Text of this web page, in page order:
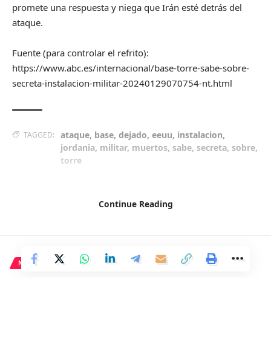
promete una respuesta y niega que Irán esté detrás del
ataque.
Fuente (para controlar el refrito):
https://www.abc.es/internacional/base-torre-sabe-sobre-
secreta-instalacion-militar-20240129070754-nt.html
TAGGED: ataque, base, dejado, eeuu, instalacion,
jordania, militar, muertos, sabe, secreta, sobre,
torre
Facebook
Continue Reading
NACIONAL